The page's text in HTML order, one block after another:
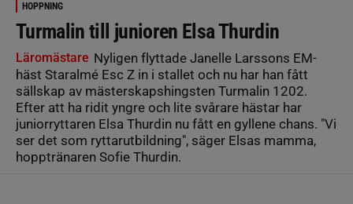
HOPPNING
Turmalin till junioren Elsa Thurdin
Läromästare Nyligen flyttade Janelle Larssons EM-
häst Staralmé Esc Z in i stallet och nu har han fått
sällskap av mästerskapshingsten Turmalin 1202.
Efter att ha ridit yngre och lite svårare hästar har
juniorryttaren Elsa Thurdin nu fått en gyllene chans. "Vi
ser det som ryttarutbildning", säger Elsas mamma,
hopptränaren Sofie Thurdin.